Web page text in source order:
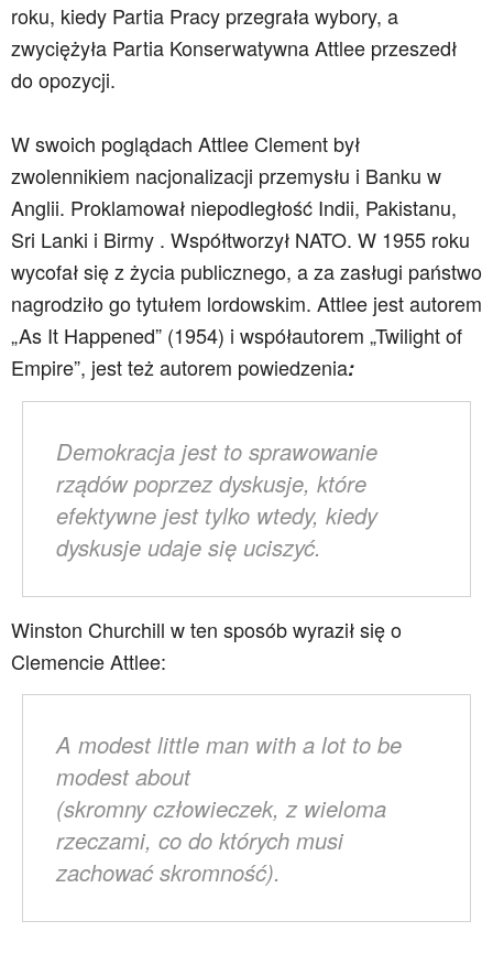
roku, kiedy Partia Pracy przegrała wybory, a
zwyciężyła Partia Konserwatywna Attlee przeszedł
do opozycji.
W swoich poglądach Attlee Clement był
zwolennikiem nacjonalizacji przemysłu i Banku w
Anglii. Proklamował niepodległość Indii, Pakistanu,
Sri Lanki i Birmy . Współtworzył NATO. W 1955 roku
wycofał się z życia publicznego, a za zasługi państwo
nagrodziło go tytułem lordowskim. Attlee jest autorem
„As It Happened” (1954) i współautorem „Twilight of
Empire”, jest też autorem powiedzenia:
Demokracja jest to sprawowanie
rządów poprzez dyskusje, które
efektywne jest tylko wtedy, kiedy
dyskusje udaje się uciszyć.
Winston Churchill w ten sposób wyraził się o
Clemencie Attlee:
A modest little man with a lot to be
modest about
(skromny człowieczek, z wieloma
rzeczami, co do których musi
zachować skromność).